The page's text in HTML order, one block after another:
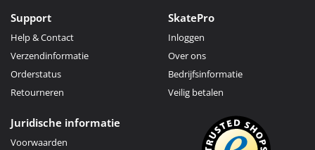
Support
Help & Contact
Verzendinformatie
Orderstatus
Retourneren
SkatePro
Inloggen
Over ons
Bedrijfsinformatie
Veilig betalen
Juridische informatie
Voorwaarden